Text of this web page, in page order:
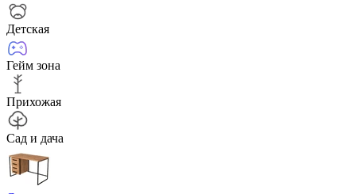
Детская
Гейм зона
Прихожая
Сад и дача